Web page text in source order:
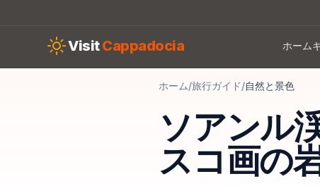
VisitCappadocia ホーム
ホーム/旅行ガイド/自然と景色
ソアンル
スコ画の